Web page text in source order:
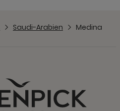
Saudi-Arabien Medina